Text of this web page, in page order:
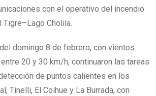
con el operativo del incendio
Tigre–Lago Cholila.
domingo 8 de febrero, con vientos
20 y 30 km/h, continuaron las tareas
de puntos calientes en los
Tinelli, El Coihue y La Burrada, con